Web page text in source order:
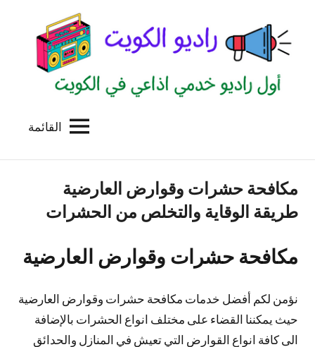
المحتوى
الكويت
للاعلانات
الخدمية
بالكويت
القائمة
مكافحة حشرات وقوارض العارضية
طريقة الوقاية والتخلص من الحشرات
مكافحة حشرات وقوارض العارضية
نؤمن لكم أفضل خدمات مكافحة حشرات وقوارض العارضية
حيث يمكننا القضاء على مختلف انواع الحشرات بالإضافة
الى كافة انواع القوارض التي تعيش في المنازل والحدائق